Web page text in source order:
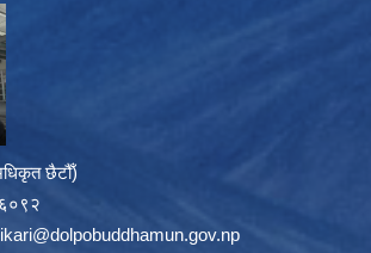
छैटौँ)